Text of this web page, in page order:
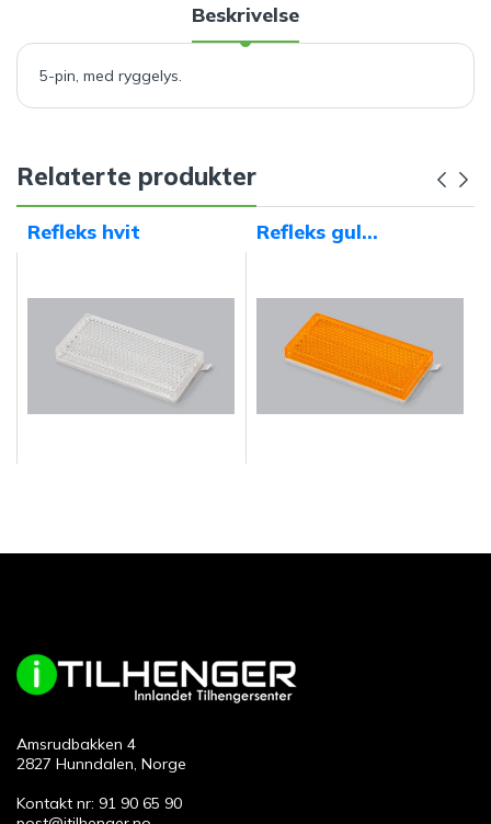
Beskrivelse
5-pin, med ryggelys.
Relaterte produkter
Refleks hvit
Refleks gul
Amsrudbakken 4
2827 Hunndalen, Norge
Kontakt nr: 91 90 65 90